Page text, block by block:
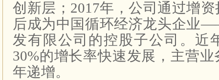
创新层； 2017年，公司通过增
后成为中国循环经济龙头企业
发有限公司的控股子公司。近
30%的增长率快速发展，主营
年递增。